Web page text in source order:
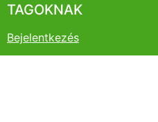
TAGOKNAK
Bejelentkezés